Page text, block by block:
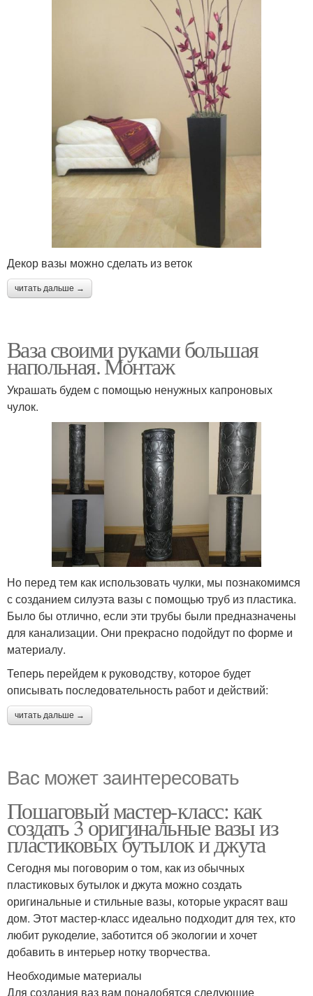
Декор вазы можно сделать из веток
читать дальше →
Ваза своими руками большая
напольная. Монтаж
Украшать будем с помощью ненужных капроновых
чулок.
Но перед тем как использовать чулки, мы познакомимся
с созданием силуэта вазы с помощью труб из пластика.
Было бы отлично, если эти трубы были предназначены
для канализации. Они прекрасно подойдут по форме и
материалу.
Теперь перейдем к руководству, которое будет
описывать последовательность работ и действий:
читать дальше →
Вас может заинтересовать
Пошаговый мастер-класс: как
создать 3 оригинальные вазы из
пластиковых бутылок и джута
Сегодня мы поговорим о том, как из обычных
пластиковых бутылок и джута можно создать
оригинальные и стильные вазы, которые украсят ваш
дом. Этот мастер-класс идеально подходит для тех, кто
любит рукоделие, заботится об экологии и хочет
добавить в интерьер нотку творчества.
Необходимые материалы
Для создания ваз вам понадобятся следующие